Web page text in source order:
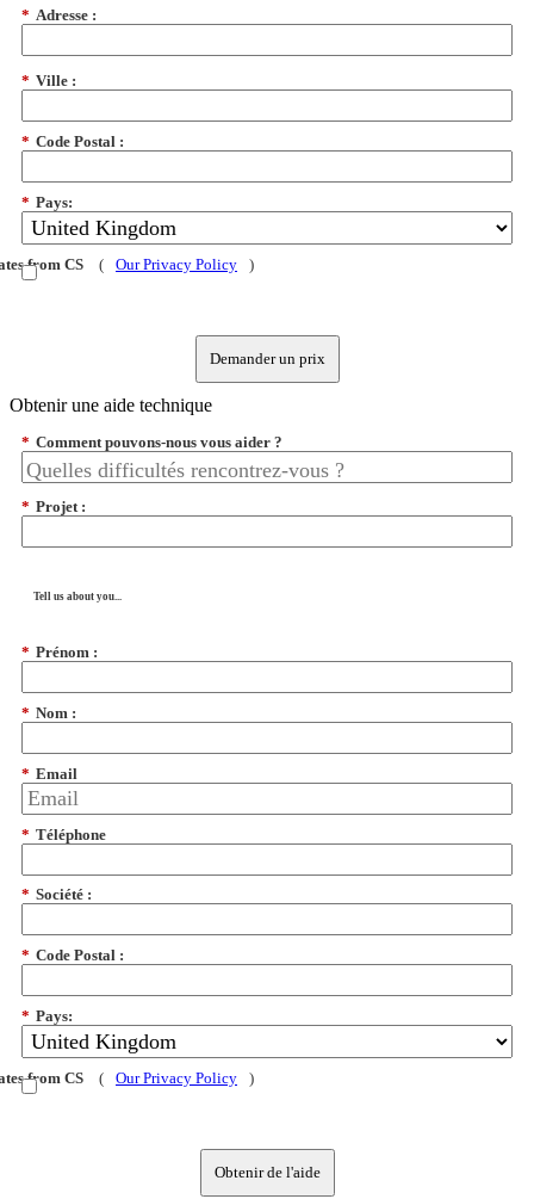
* Adresse :
* Ville :
* Code Postal :
* Pays:
from CS ( Our Privacy Policy )
Demander un prix
Obtenir une aide technique
* Comment pouvons-nous vous aider ?
* Projet :
Tell us about you...
* Prénom :
* Nom :
* Email
* Téléphone
* Société :
* Code Postal :
* Pays:
from CS ( Our Privacy Policy )
Obtenir de l'aide